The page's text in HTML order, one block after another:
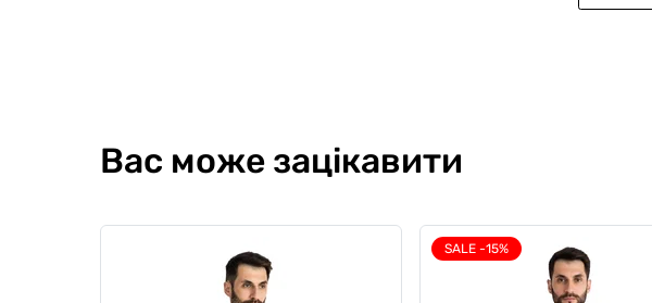
Комплект чоловічих боксерів
Комплект чоловічої білизни
Вас може зацікавити
SALE -15%